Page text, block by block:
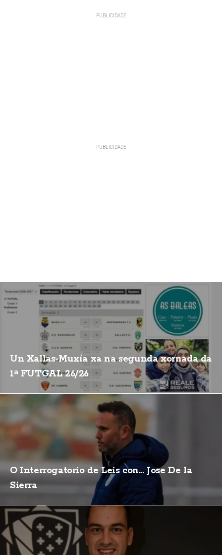
Un Xallas-Muxía xa na segunda xornada da
1ª FUTGAL 26/26
O Interrogatorio de Leis con... Jose De la
Sierra